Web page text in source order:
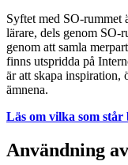
Syftet med SO-rummet
lärare, dels genom SO-
genom att samla
finns utspridda på
är att skapa inspiration,
ämnena.
Läs om vilka som står
Användning